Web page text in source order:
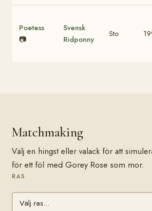
Poetess
📷
Svensk
Ridponny
Sto
Matchmaking
Välj en hingst eller valack för att
för ett föl med Gorey Rose som mor.
RAS